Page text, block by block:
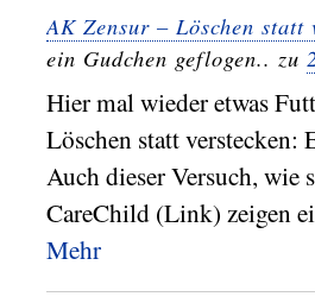
AK Zensur – Löschen
ein Gudchen geflogen.. zu
Hier mal wieder etwas
Löschen statt
Auch dieser Versuch, wie
CareChild (Link) zeigen
Mehr